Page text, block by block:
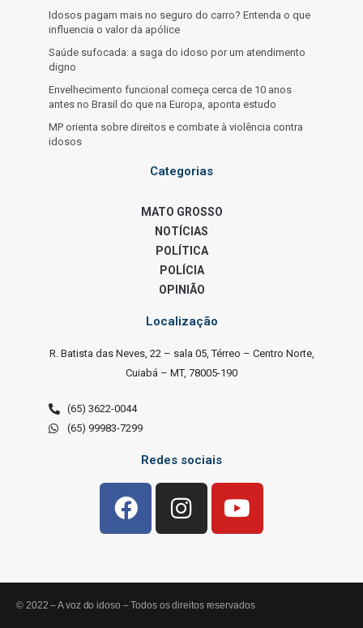
Idosos pagam mais no seguro do carro? Entenda o que
influencia o valor da apólice
Saúde sufocada: a saga do idoso por um atendimento
digno
Envelhecimento funcional começa cerca de 10 anos
antes no Brasil do que na Europa, aponta estudo
MP orienta sobre direitos e combate à violência contra
idosos
Categorias
MATO GROSSO
NOTÍCIAS
POLÍTICA
POLÍCIA
OPINIÃO
Localização
R. Batista das Neves, 22 – sala 05, Térreo – Centro Norte,
Cuiabá – MT, 78005-190
(65) 3622-0044
(65) 99983-7299
Redes sociais
© 2022 – A voz do idoso – Todos os direitos reservados